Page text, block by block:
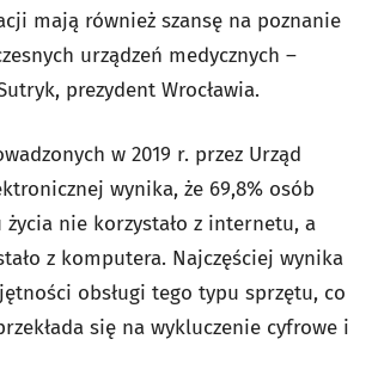
mają również szansę na poznanie
urządzeń medycznych –
prezydent Wrocławia.
w 2019 r. przez Urząd
wynika, że 69,8% osób
życia nie korzystało z internetu, a
z komputera. Najczęściej wynika
obsługi tego typu sprzętu, co
się na wykluczenie cyfrowe i